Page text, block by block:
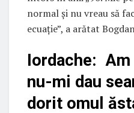
normal şi nu vreau să
ecuaţie”, a arătat
Iordache: Am
nu-mi dau
dorit omul